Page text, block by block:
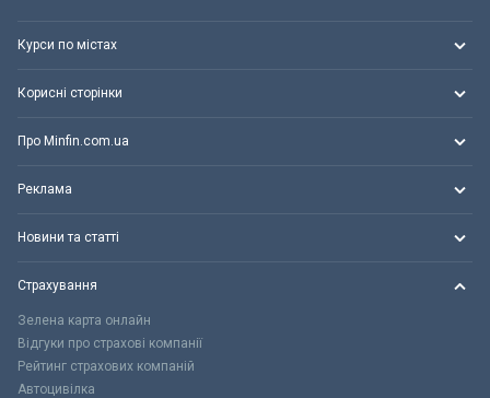
Курси по містах
Корисні сторінки
Про Minfin.com.ua
Реклама
Новини та статті
Страхування
Зелена карта онлайн
Відгуки про страхові компанії
Рейтинг страхових компаній
Автоцивілка